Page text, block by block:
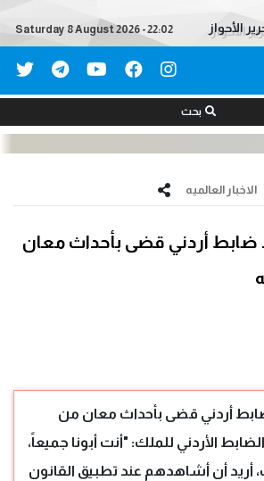
الأحواز Saturday 8 August 2026 - 22:02
بحث
الاخبار العالمیه
ضابط أردني قضى بأحداث معان
أردني قضى بأحداث معان من
الأردني للملك: "أنت أبونا جميعاً،
أريد أن أشاهدهم عند تطبيق القانون